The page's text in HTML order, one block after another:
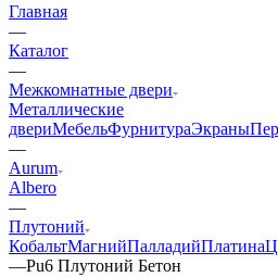
Главная
—
Каталог
—
Межкомнатные двери
Металлические
двериМебельФурнитураЭкраны
—
Aurum
Albero
—
Плутоний
КобальтМагнийПалладийПлатина
—Pu6 Плутоний Бетон